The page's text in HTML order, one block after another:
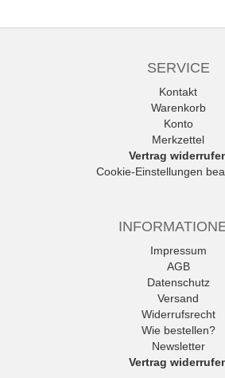
SERVICE
Kontakt
Warenkorb
Konto
Merkzettel
Vertrag
Cookie-Einstellungen
Impressum
AGB
Datenschutz
Versand
Widerrufsrecht
Wie bestellen?
Newsletter
Vertrag